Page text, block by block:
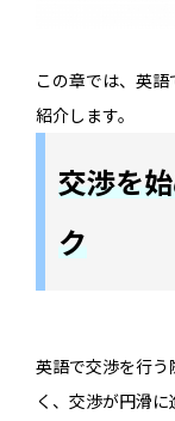
この章では、英
紹介します。
交渉を
ク
英語で交渉を行
く、交渉が円滑